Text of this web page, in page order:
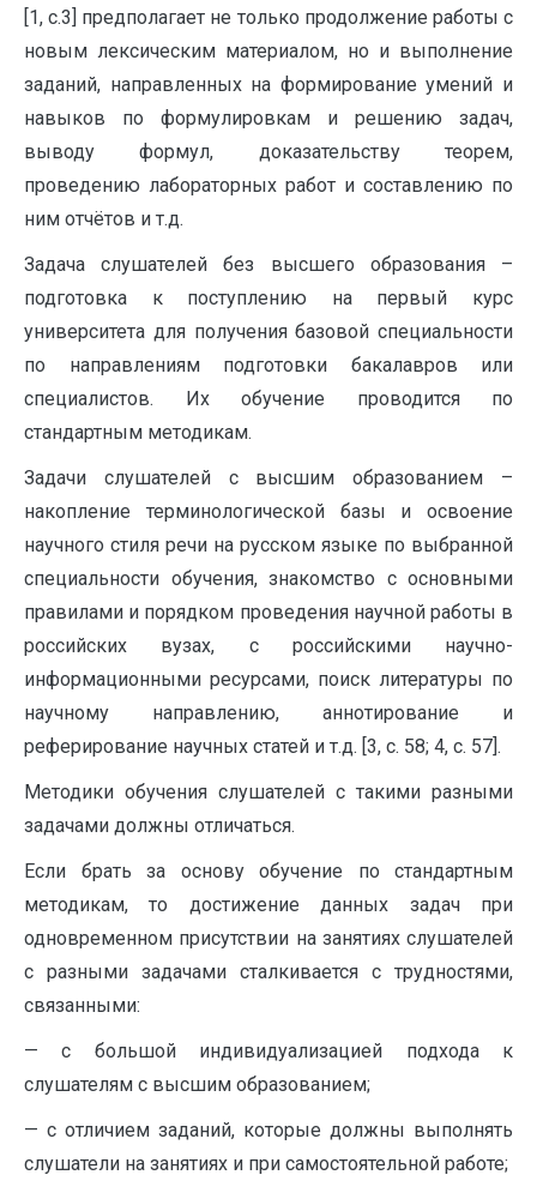
[1, с.3] предполагает не только продолжение работы с
новым лексическим материалом, но и выполнение
заданий, направленных на формирование умений и
навыков по формулировкам и решению задач,
выводу формул, доказательству теорем,
проведению лабораторных работ и составлению по
ним отчётов и т.д.
Задача слушателей без высшего образования –
подготовка к поступлению на первый курс
университета для получения базовой специальности
по направлениям подготовки бакалавров или
специалистов. Их обучение проводится по
стандартным методикам.
Задачи слушателей с высшим образованием –
накопление терминологической базы и освоение
научного стиля речи на русском языке по выбранной
специальности обучения, знакомство с основными
правилами и порядком проведения научной работы в
российских вузах, с российскими научно-
информационными ресурсами, поиск литературы по
научному направлению, аннотирование и
реферирование научных статей и т.д. [3, с. 58; 4, с. 57].
Методики обучения слушателей с такими разными
задачами должны отличаться.
Если брать за основу обучение по стандартным
методикам, то достижение данных задач при
одновременном присутствии на занятиях слушателей
с разными задачами сталкивается с трудностями,
связанными:
— с большой индивидуализацией подхода к
слушателям с высшим образованием;
— с отличием заданий, которые должны выполнять
слушатели на занятиях и при самостоятельной работе;